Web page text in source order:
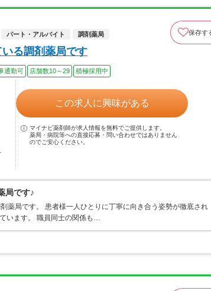
パート・アルバイト 調剤薬局 保存す
いる調剤薬局です
通勤可 店舗数10～29 積極採用中
この求人に興味がある
マイナビ薬剤師が求人情報を無料でご提供します。
薬局・病院等への直接応募・問い合わせではありません
のでご安心ください。
局です♪
薬局です。 患者様一人ひとりに丁寧に向き合う姿勢が徹底され
います。 職員同士の関係も…